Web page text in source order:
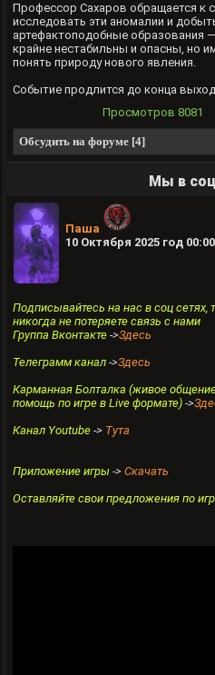
Профессор Сахаров обращается к
исследовать эти аномалии и
артефактоподобные образования
крайне нестабильны и опасны, но
понять природу нового явления.
Событие продлится до конца
Просмотров 8081
Обсудить на форуме [4]
Мы в
Паша
10 Октября 2025 год
Подписывайтесь на нас в соц сетях,
никогда не потеряете связь с нами
Группа Вконтакте ->Здесь
Телеграмм канал ->Здесь
Карманная Болталка (живое
помощь по игре в Live формате) ->
Канал Youtube -> Тута
Приложение игры -> Скачать
Оставляйте свои предложения по